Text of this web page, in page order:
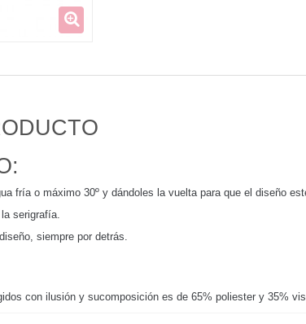
fría o máximo 30º y dándoles la vuelta para que el diseño
serigrafía.
siempre por detrás.
con ilusión y sucomposición es de 65% poliester y 35%